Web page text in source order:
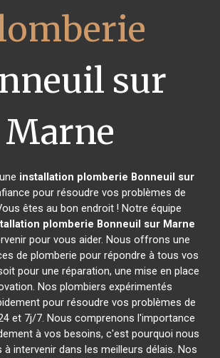
sur
Marne
installation plomberie Bonneuil sur
pour résoudre vos problèmes de
êtes au bon endroit ! Notre équipe
plomberie Bonneuil sur Marne
pour vous aider. Nous offrons une
de plomberie pour répondre à tous vos
pour une réparation, une mise en place
Nos plombiers expérimentés
pour résoudre vos problèmes de
et 7j/7. Nous comprenons l'importance
à vos besoins, c'est pourquoi nous
à intervenir dans les meilleurs délais. Nos